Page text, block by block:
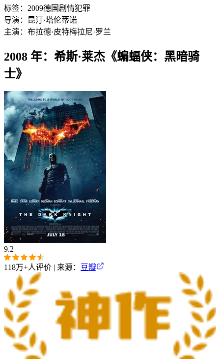
标签： 2009德国 剧情犯罪
导演：
昆汀·塔伦蒂诺
主演： 布拉德·皮特梅拉尼·罗兰
2008 年：希斯·莱杰《蝙蝠侠：黑暗骑
士》
9.2
118万+人评价 | 来源： 豆瓣